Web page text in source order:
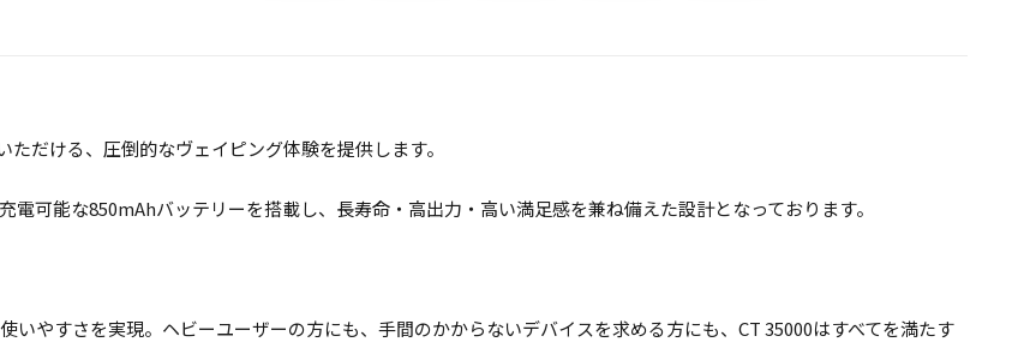
だける、圧倒的なヴェイピング体験を提供します。
可能な850mAhバッテリーを搭載し、長寿命・高出力・高い満足感を兼ね備えた設計となっております。
やすさを実現。ヘビーユーザーの方にも、手間のかからないデバイスを求める方にも、CT 35000はすべてを満たす